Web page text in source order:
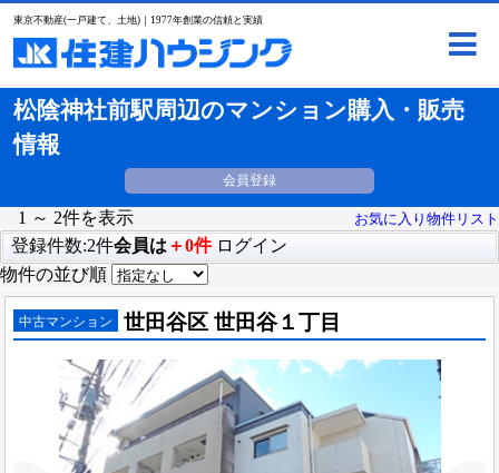
東京不動産(一戸建て、土地)｜1977年創業の信頼と実績
松陰神社前駅周辺のマンション購入・販売
情報
会員登録
1 ～ 2件を表示 お気に入り物件リスト
登録件数:2件会員は ＋0件 ログイン
物件の並び順
中古マンション 世田谷区 世田谷１丁目